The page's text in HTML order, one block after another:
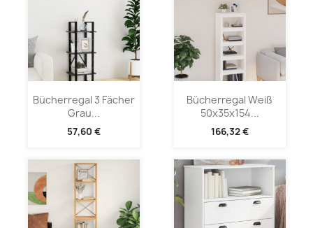
Bücherregal 3 Fächer
Grau...
57,60 €
Bücherregal Weiß
50x35x154...
166,32 €